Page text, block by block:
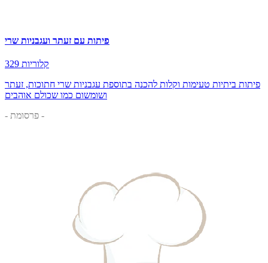
פיתות עם זעתר ועגבניות שרי
329 קלוריות
פיתות ביתיות טעימות וקלות להכנה בתוספת עגבניות שרי חתוכות, זעתר
ושומשום כמו שכולם אוהבים
- פרסומת -